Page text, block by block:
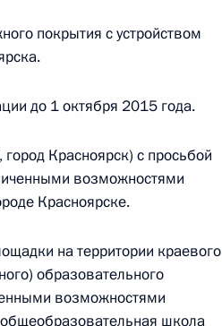
приёма в режиме видео-
по поручению
Федерации по приёму
приёма в режиме видео-
по поручению
Российской
Российской Федерации
покрытия с устройством
до 1 октября 2015 года.
Красноярск) с просьбой
возможностями
Красноярске.
на территории краевого
образовательного
возможностями
школа